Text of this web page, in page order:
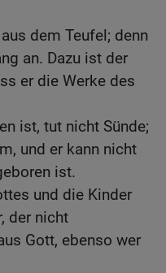
dem Teufel; denn
an. Dazu ist der
er die Werke des
ist, tut nicht Sünde;
und er kann nicht
ist.
und die Kinder
der nicht
Gott, ebenso wer